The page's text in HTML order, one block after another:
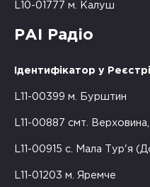
L10-01777 м. Калуш
РАІ Радіо
Ідентифікатор у
L11-00399 м. Бурштин
L11-00887 смт.
L11-00915 с. Мала Тур'я
L11-01203 м. Яремче